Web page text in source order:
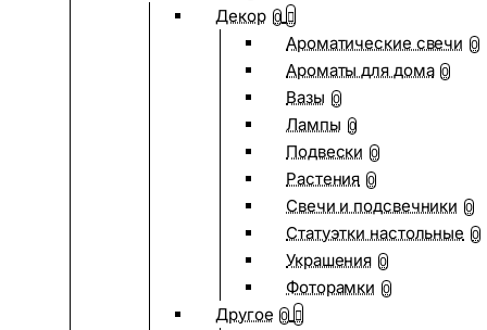
Декор 0
Ароматические свечи 0
Ароматы для дома 0
Вазы 0
Лампы 0
Подвески 0
Растения 0
Свечи и подсвечники 0
Статуэтки настольные 0
Украшения 0
Фоторамки 0
Другое 0